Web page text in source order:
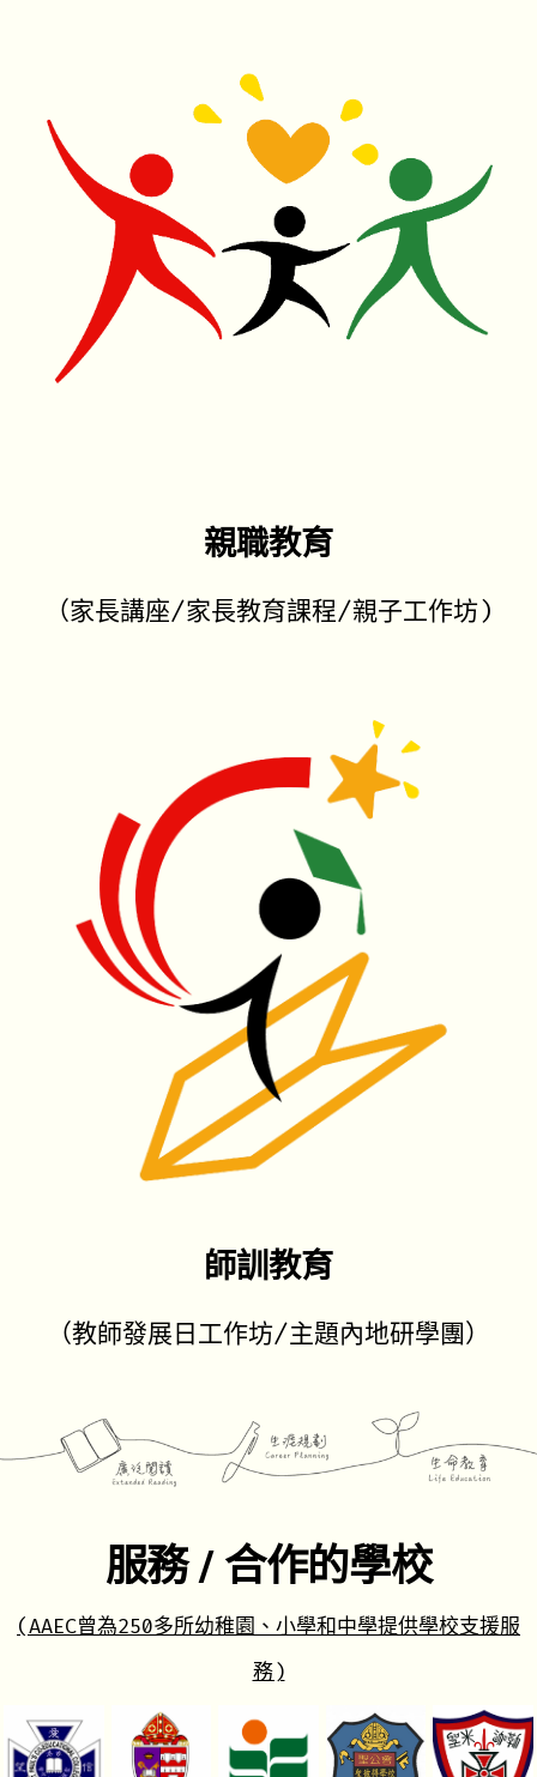
親職教育
（家長講座/家長教育課程/親子工作坊)
師訓教育
（教師發展日工作坊/主題內地研學團）
服務 / 合作的學校
(AAEC曾為250多所幼稚園、小學和中學提供學校支援服
務)